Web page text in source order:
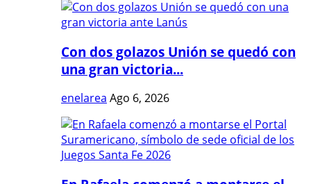
Con dos golazos Unión se quedó con
una gran victoria...
enelarea Ago 6, 2026